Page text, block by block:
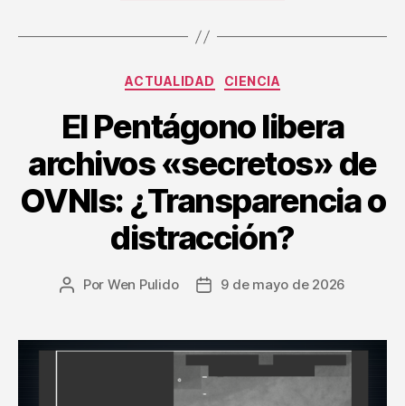
ACTUALIDAD CIENCIA
El Pentágono libera
archivos «secretos» de
OVNIs: ¿Transparencia o
distracción?
Por Wen Pulido 9 de mayo de 2026